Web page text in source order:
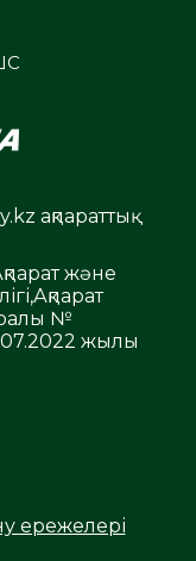
ақпараттық
және
№
жылы
ережелері